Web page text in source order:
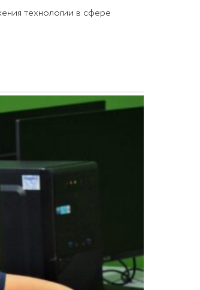
технологии в сфере